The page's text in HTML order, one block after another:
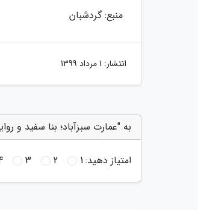
منبع: گردشبان
انتشار: 1 مرداد 1399
به "عمارت سبزآباد؛ بنا سفید و
امتیاز دهید:1
2
3